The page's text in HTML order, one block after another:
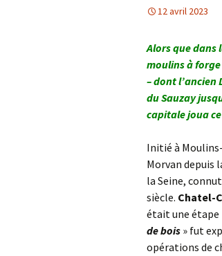
12 avril 2023
Alors que dans
moulins à
– dont
du Sauzay
capitale joua
Initié à
Morvan depuis
la Seine,
siècle. Chatel-
était une étape
de bois » fut
opérations de